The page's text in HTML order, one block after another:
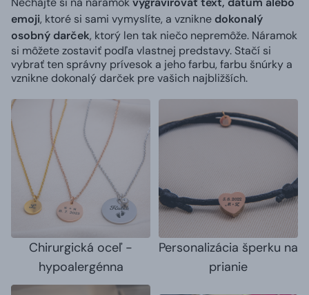
emoji, ktoré si sami vymyslíte, a vznikne dokonalý
osobný darček, ktorý len tak niečo nepremôže. Náramok
si môžete zostaviť podľa vlastnej predstavy. Stačí si
vybrať ten správny prívesok a jeho farbu, farbu šnúrky a
vznikne dokonalý darček pre vašich najbližších.
Chirurgická oceľ -
hypoalergénna
Personalizácia šperku na
prianie